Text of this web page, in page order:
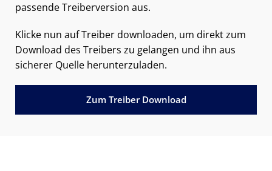
passende Treiberversion aus.
Klicke nun auf Treiber downloaden, um direkt zum
Download des Treibers zu gelangen und ihn aus
sicherer Quelle herunterzuladen.
Zum Treiber Download